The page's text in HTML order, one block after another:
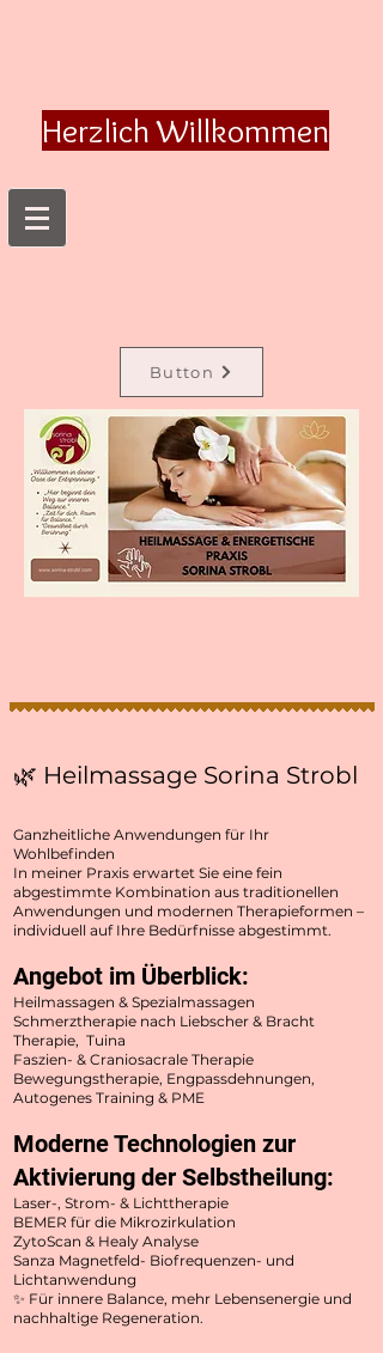
Herzlich Willkommen
Button
🌿 Heilmassage Sorina Strobl
Ganzheitliche Anwendungen für Ihr
Wohlbefinden
In meiner Praxis erwartet Sie eine fein
abgestimmte Kombination aus traditionellen
Anwendungen und modernen Therapieformen –
individuell auf Ihre Bedürfnisse abgestimmt.
Angebot im Überblick:
Heilmassagen & Spezialmassagen
Schmerztherapie nach Liebscher & Bracht
Therapie, Tuina
Faszien- & Craniosacrale Therapie
Bewegungstherapie, Engpassdehnungen,
Autogenes Training & PME
Moderne Technologien zur
Aktivierung der Selbstheilung:
Laser-, Strom- & Lichttherapie
BEMER für die Mikrozirkulation
ZytoScan & Healy Analyse
Sanza Magnetfeld- Biofrequenzen- und
Lichtanwendung
✨ Für innere Balance, mehr Lebensenergie und
nachhaltige Regeneration.